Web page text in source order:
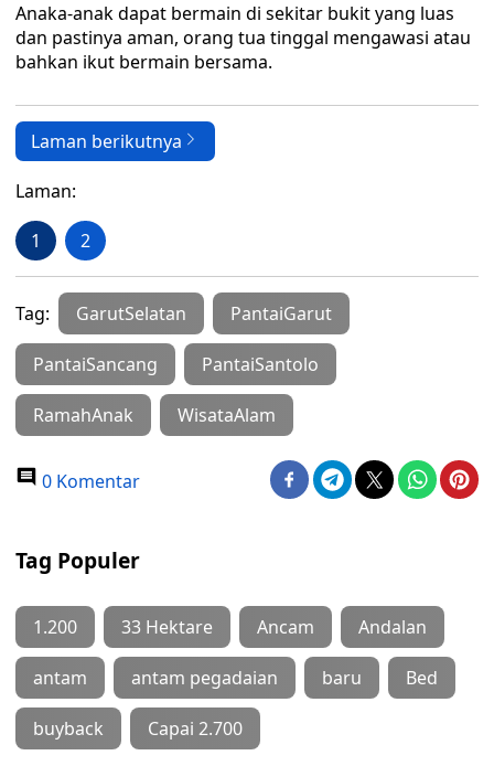
Anaka-anak dapat bermain di sekitar bukit yang luas
dan pastinya aman, orang tua tinggal mengawasi atau
bahkan ikut bermain bersama.
Laman berikutnya
Laman:
1 2
Tag: GarutSelatan PantaiGarut
PantaiSancang PantaiSantolo
RamahAnak WisataAlam
0 Komentar
Tag Populer
1.200 33 Hektare Ancam Andalan
antam antam pegadaian baru Bed
buyback Capai 2.700